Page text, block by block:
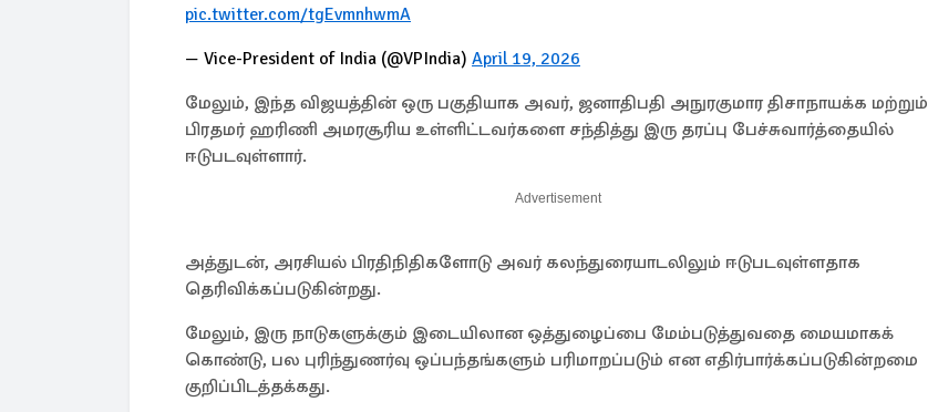
pic.twitter.com/tgEvmnhwmA
— Vice-President of India (@VPIndia) April 19, 2026
மேலும், இந்த விஜயத்தின் ஒரு பகுதியாக அவர், ஜனாதிபதி அநுரகுமார திசாநாயக்க மற்றும்
பிரதமர் ஹரிணி அமரசூரிய உள்ளிட்டவர்களை சந்தித்து இரு தரப்பு பேச்சுவார்த்தையில்
ஈடுபடவுள்ளார்.
Advertisement
அத்துடன், அரசியல் பிரதிநிதிகளோடு அவர் கலந்துரையாடலிலும் ஈடுபடவுள்ளதாக
தெரிவிக்கப்படுகின்றது.
மேலும், இரு நாடுகளுக்கும் இடையிலான ஒத்துழைப்பை மேம்படுத்துவதை மையமாகக்
கொண்டு, பல புரிந்துணர்வு ஒப்பந்தங்களும் பரிமாறப்படும் என எதிர்பார்க்கப்படுகின்றமை
குறிப்பிடத்தக்கது.